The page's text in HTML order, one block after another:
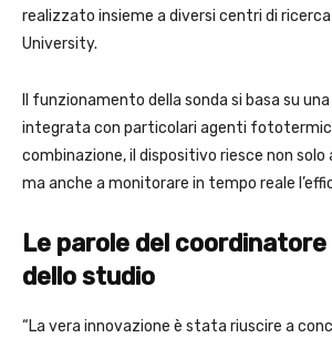
realizzato insieme a diversi centri di
University.
Il funzionamento della sonda si basa su
integrata con particolari agenti
combinazione, il dispositivo riesce non solo
ma anche a monitorare in tempo reale
Le parole del
dello studio
“La vera innovazione è stata riuscire a